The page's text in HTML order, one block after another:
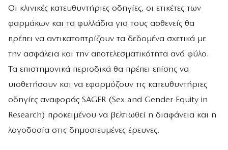
Οι κλινικές κατευθυντήριες οδηγίες, οι ετικέτες των
φαρμάκων και τα φυλλάδια για τους ασθενείς θα
πρέπει να αντικατοπτρίζουν τα δεδομένα σχετικά με
την ασφάλεια και την αποτελεσματικότητα ανά φύλο.
Τα επιστημονικά περιοδικά θα πρέπει επίσης να
υιοθετήσουν και να εφαρμόζουν τις κατευθυντήριες
οδηγίες αναφοράς SAGER (Sex and Gender Equity in
Research) προκειμένου να βελτιωθεί η διαφάνεια και η
λογοδοσία στις δημοσιευμένες έρευνες.